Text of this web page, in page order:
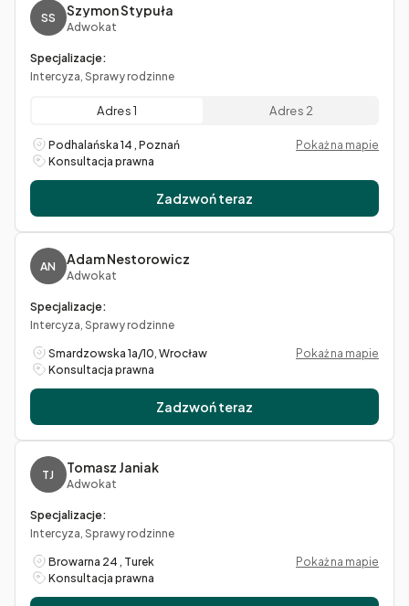
SS Szymon Stypuła
Adwokat
Specjalizacje:
Intercyza, Sprawy rodzinne
Adres 1 Adres 2
Podhalańska 14 , Poznań
Pokaż na mapie
Konsultacja prawna
Zadzwoń teraz
AN Adam Nestorowicz
Adwokat
Specjalizacje:
Intercyza, Sprawy rodzinne
Smardzowska 1a/10, Wrocław
Pokaż na mapie
Konsultacja prawna
Zadzwoń teraz
TJ Tomasz Janiak
Adwokat
Specjalizacje:
Intercyza, Sprawy rodzinne
Browarna 24 , Turek
Pokaż na mapie
Konsultacja prawna